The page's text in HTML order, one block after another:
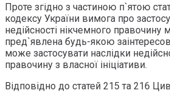
Проте згідно з частиною п`ятою
кодексу України вимога про
недійсності нікчемного правочину
пред`явлена будь-якою
може застосувати наслідки
правочину з власної ініціативи.
Відповідно до статей 215 та 216